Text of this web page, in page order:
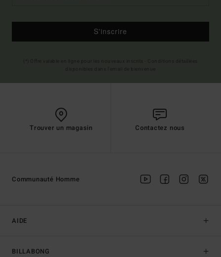
S'inscrire
Trouver un magasin Contactez nous
AIDE
BILLABONG
Communauté Homme